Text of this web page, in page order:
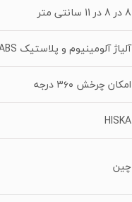
8 در 8 در 11 سانتی متر
آلیاژ آلومینیوم و پلاستیک ABS
امکان چرخش ۳۶۰ درجه
HISKA
چین